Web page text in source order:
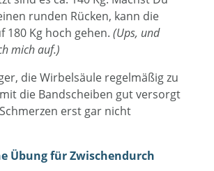
runden Rücken, kann die
180 Kg hoch gehen. (Ups, und
mich auf.)
die Wirbelsäule regelmäßig zu
die Bandscheiben gut versorgt
erst gar nicht
Übung für Zwischendurch